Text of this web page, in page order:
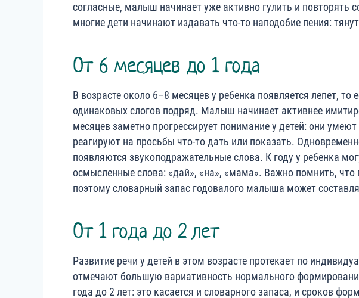
согласные, малыш начинает уже активно гулить и повторять
многие дети начинают издавать что-то наподобие пения:
От 6 месяцев до 1 года
В возрасте около 6–8 месяцев у ребенка появляется лепет, то
одинаковых слогов подряд. Малыш начинает активнее
месяцев заметно прогрессирует понимание у детей: они
реагируют на просьбы что-то дать или показать.
появляются звукоподражательные слова. К году у ребенка
осмысленные слова: «дай», «на», «мама». Важно помнить, что
поэтому словарный запас годовалого малыша может
От 1 года до 2 лет
Развитие речи у детей в этом возрасте протекает по
отмечают большую вариативность нормального
года до 2 лет: это касается и словарного запаса, и сроков